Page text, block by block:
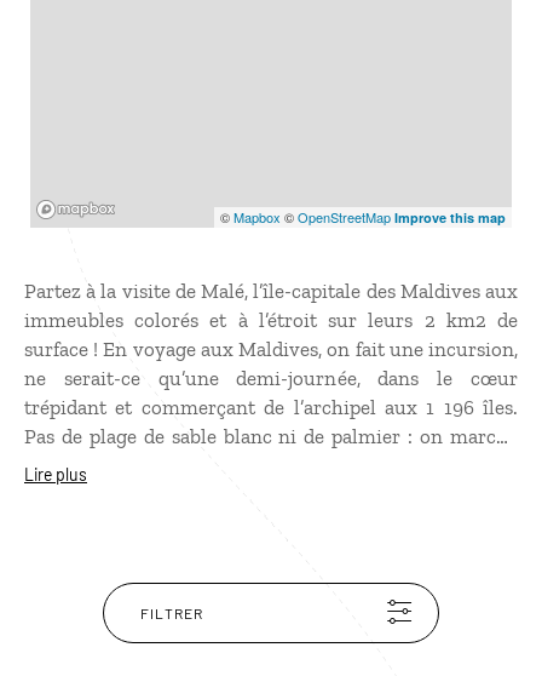
©Mapbox ©OpenStreetMap Improve this map
Partez à la visite de Malé, l’île-capitale des Maldives aux
immeubles colorés et à l’étroit sur leurs 2 km2 de
surface ! En voyage aux Maldives, on fait une incursion,
ne serait-ce qu’une demi-journée, dans le cœur
trépidant et commerçant de l’archipel aux 1 196 îles.
Pas de plage de sable blanc ni de palmier : on marche
dans ses rues animées jalonnées de bars et d’échoppes
aux collections des anciens souverains au musée
national…
Lire plus
FILTRER